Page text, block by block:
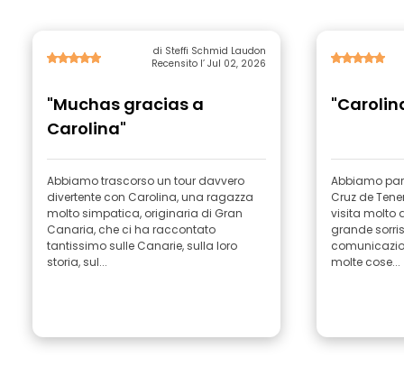
di Steffi Schmid Laudon
Recensito l’ Jul 02, 2026
"Muchas gracias a
Carolina"
Abbiamo trascorso un tour davvero
divertente con Carolina, una ragazza
molto simpatica, originaria di Gran
Canaria, che ci ha raccontato
tantissimo sulle Canarie, sulla loro
storia, sul...
Abbiamo
Cruz de
visita molto
grande
molte cose...